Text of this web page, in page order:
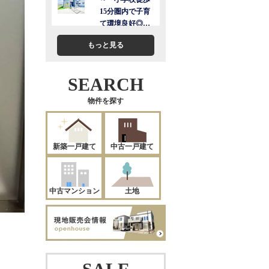
もっと見る
SEARCH
物件を探す
新築一戸建て 中古一戸建て
中古マンション 土地